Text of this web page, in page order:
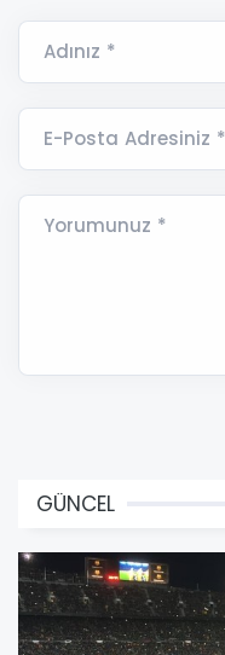
Adınız *
E-Posta Adresiniz *
Yorumunuz *
GÜNCEL